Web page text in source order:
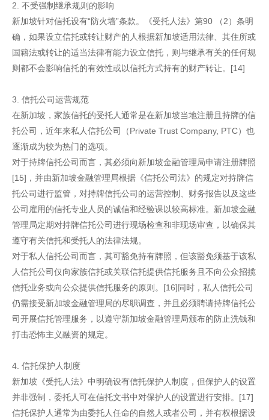
2. 不受强制继承规则的影响
新加坡针对信托设有“防火墙”条款。《受托人法》第90 （2）条明
确，如果设立信托或转让财产的人根据新加坡适用法律、其住所或
国籍法或转让的适当法律有能力设立信托，则与继承有关的任何规
则都不会影响信托的有效性或以信托方式持有的财产转让。[14]
3. 信托公司运营规范
在新加坡，家族信托的受托人通常是在新加坡当地注册且持牌的信
托公司，近年来私人信托公司（Private Trust Company, PTC）也
逐渐成为较为热门的选项。
对于持牌信托公司而言，其必须向新加坡金融管理局申请注册牌照
[15]，并由新加坡金融管理局根据《信托公司法》的规定对持牌信
托公司进行监管，对持牌信托公司的运营控制、财务报告以及这些
公司雇用的信托专业人员的诚信和经验课以较高标准。新加坡金融
管理局定期对持牌信托公司进行现场检查和非现场审查，以确保其
遵守有关信托和受托人的法律法规。
对于私人信托公司而言，其可豁免持有牌照，但该豁免须基于该私
人信托公司仅向家族信托或关联信托提供信托服务且不向公众招揽
信托业务或向公众提供信托服务的原则。[16]同时，私人信托公司
仍需接受新加坡金融管理局的尽职调查，并且必须聘请持牌信托公
司开展信托管理服务，以遵守新加坡金融管理局颁布的防止洗钱和
打击恐怖主义融资的规定。
4. 信托保护人制度
新加坡《受托人法》中明确设有信托保护人制度，但保护人的设置
并非强制，委托人可在信托文书中对保护人的设置进行安排。[17]
信托保护人通常为由委托人任命的自然人或者公司，并有权根据设